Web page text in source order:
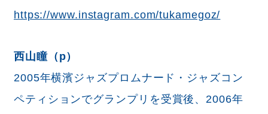
https://www.instagram.com/tukamegoz/
西山瞳（p）
2005年横濱ジャズプロムナード・ジャズコン
ペティションでグランプリを受賞後、2006年